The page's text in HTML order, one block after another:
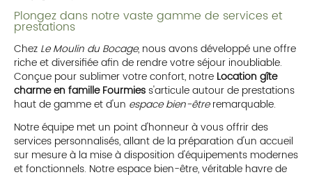
Plongez dans notre vaste gamme de services et
prestations
Chez Le Moulin du Bocage, nous avons développé une offre
riche et diversifiée afin de rendre votre séjour inoubliable.
Conçue pour sublimer votre confort, notre Location gîte
charme en famille Fourmiess'articule autour de prestations
haut de gamme et d'un espace bien-êtreremarquable.
Notre équipe met un point d'honneur à vous offrir des
services personnalisés, allant de la préparation d'un accueil
sur mesure à la mise à disposition d'équipements modernes
et fonctionnels. Notre espace bien-être, véritable havre de